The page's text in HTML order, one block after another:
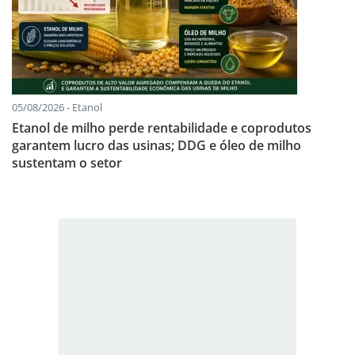
05/08/2026 - Etanol
Etanol de milho perde rentabilidade e coprodutos
garantem lucro das usinas; DDG e óleo de milho
sustentam o setor